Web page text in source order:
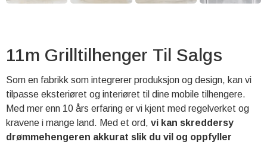
11m Grilltilhenger Til Salgs
Som en fabrikk som integrerer produksjon og design, kan vi
tilpasse eksteriøret og interiøret til dine mobile tilhengere.
Med mer enn 10 års erfaring er vi kjent med regelverket og
kravene i mange land. Med et ord, vi kan skreddersy
drømmehengeren akkurat slik du vil og oppfyller